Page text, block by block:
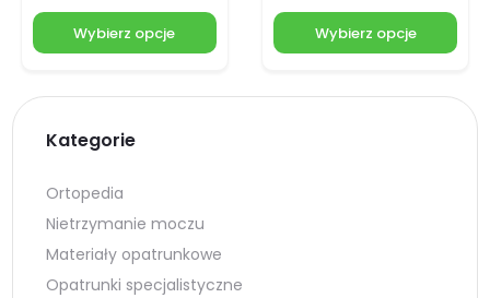
Wybierz opcje Wybierz opcje
Kategorie
Ortopedia
Nietrzymanie moczu
Materiały opatrunkowe
Opatrunki specjalistyczne